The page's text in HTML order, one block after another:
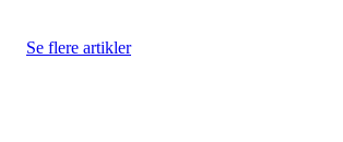
Se flere artikler